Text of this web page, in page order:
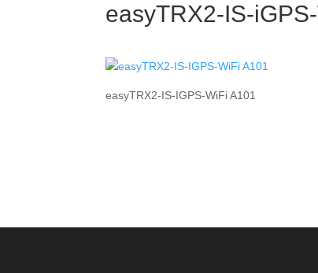
easyTRX2-IS-
easyTRX2-IS-IGPS-WiFi A101